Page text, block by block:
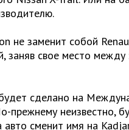
не заменит собой
заняв свое место
сделано на
неизвестно,
сменит имя на